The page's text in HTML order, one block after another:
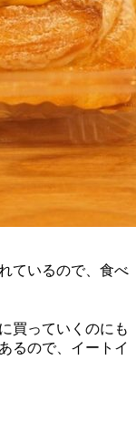
ているので、食べ
買っていくのにも
るので、イートイ